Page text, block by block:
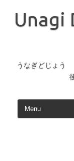
ン
プ
Unagi
うなぎどじょう